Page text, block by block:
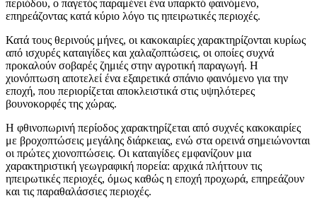
περιόδου, ο παγετός παραμένει ένα υπαρκτό φαινόμενο,
επηρεάζοντας κατά κύριο λόγο τις ηπειρωτικές περιοχές.
Κατά τους θερινούς μήνες, οι κακοκαιρίες χαρακτηρίζονται κυρίως
από ισχυρές καταιγίδες και χαλαζοπτώσεις, οι οποίες συχνά
προκαλούν σοβαρές ζημιές στην αγροτική παραγωγή. Η
χιονόπτωση αποτελεί ένα εξαιρετικά σπάνιο φαινόμενο για την
εποχή, που περιορίζεται αποκλειστικά στις υψηλότερες
βουνοκορφές της χώρας.
Η φθινοπωρινή περίοδος χαρακτηρίζεται από συχνές κακοκαιρίες
με βροχοπτώσεις μεγάλης διάρκειας, ενώ στα ορεινά σημειώνονται
οι πρώτες χιονοπτώσεις. Οι καταιγίδες εμφανίζουν μια
χαρακτηριστική γεωγραφική πορεία: αρχικά πλήττουν τις
ηπειρωτικές περιοχές, όμως καθώς η εποχή προχωρά, επηρεάζουν
και τις παραθαλάσσιες περιοχές.